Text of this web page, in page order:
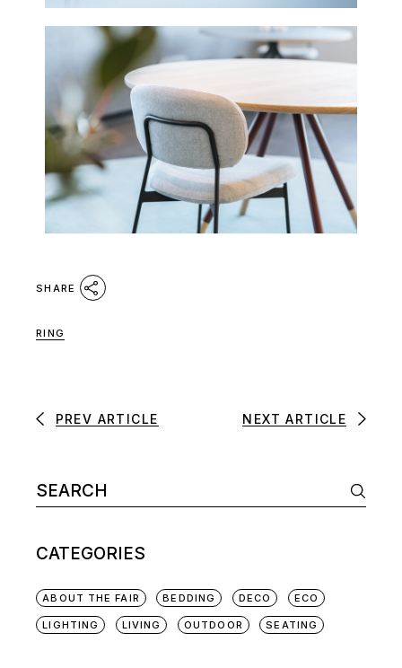
SHARE
RING
PREV ARTICLE NEXT ARTICLE
CATEGORIES
ABOUT THE FAIR BEDDING DECO ECO
LIGHTING LIVING OUTDOOR SEATING